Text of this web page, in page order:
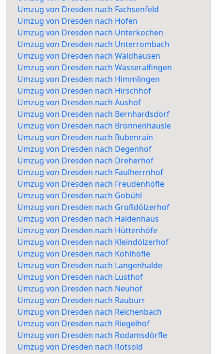
Umzug von Dresden nach Fachsenfeld
Umzug von Dresden nach Hofen
Umzug von Dresden nach Unterkochen
Umzug von Dresden nach Unterrombach
Umzug von Dresden nach Waldhausen
Umzug von Dresden nach Wasseralfingen
Umzug von Dresden nach Himmlingen
Umzug von Dresden nach Hirschhof
Umzug von Dresden nach Aushof
Umzug von Dresden nach Bernhardsdorf
Umzug von Dresden nach Bronnenhäusle
Umzug von Dresden nach Bubenrain
Umzug von Dresden nach Degenhof
Umzug von Dresden nach Dreherhof
Umzug von Dresden nach Faulherrnhof
Umzug von Dresden nach Freudenhöfle
Umzug von Dresden nach Gobühl
Umzug von Dresden nach Großdölzerhof
Umzug von Dresden nach Haldenhaus
Umzug von Dresden nach Hüttenhöfe
Umzug von Dresden nach Kleindölzerhof
Umzug von Dresden nach Kohlhöfle
Umzug von Dresden nach Langenhalde
Umzug von Dresden nach Lusthof
Umzug von Dresden nach Neuhof
Umzug von Dresden nach Rauburr
Umzug von Dresden nach Reichenbach
Umzug von Dresden nach Riegelhof
Umzug von Dresden nach Rodamsdörfle
Umzug von Dresden nach Rotsold